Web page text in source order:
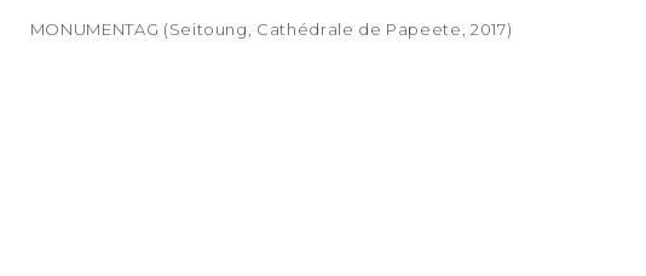
MONUMENTAG (Seitoung, Cathédrale de Papeete, 2017)